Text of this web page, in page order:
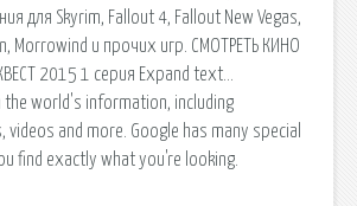
для Skyrim, Fallout 4, Fallout New Vegas,
Morrowind и прочих игр. СМОТРЕТЬ КИНО
2015 1 серия Expand text…
the world's information, including
videos and more. Google has many special
find exactly what you're looking.